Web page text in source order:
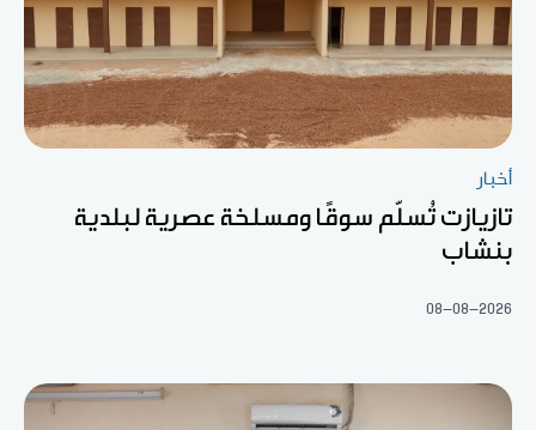
أخبار
تازيازت تُسلّم سوقًا ومسلخة عصرية لبلدية
بنشاب
08-08-2026